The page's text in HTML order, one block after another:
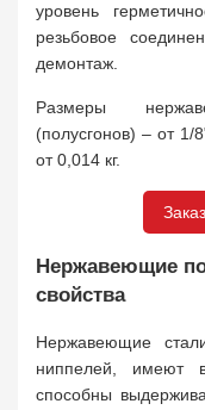
уровень
резьбовое
демонтаж.
Размеры
(полусгонов) – от
от 0,014 кг.
Нержавеющие
свойства
Нержавеющие
ниппелей, имеют
способны